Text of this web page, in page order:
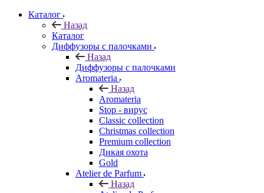
Каталог
Назад
Каталог
Диффузоры с палочками
Назад
Диффузоры с палочками
Aromateria
Назад
Aromateria
Stop - вирус
Сlassic collection
Сhristmas collection
Premium collection
Дикая охота
Gold
Atelier de Parfum
Назад